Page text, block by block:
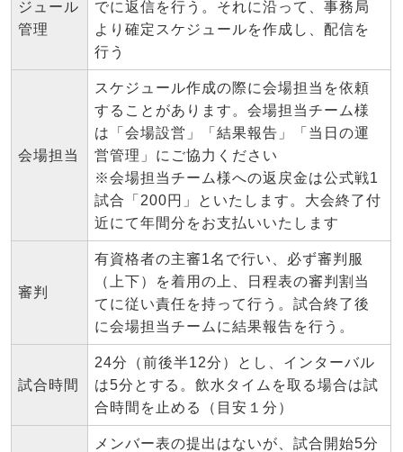
ジュール
管理
でに返信を行う。それに沿って、事務局
より確定スケジュールを作成し、配信を
行う
会場担当
スケジュール作成の際に会場担当を依頼
することがあります。会場担当チーム様
は「会場設営」「結果報告」「当日の運
営管理」にご協力ください
※会場担当チーム様への返戻金は公式戦1
試合「200円」といたします。大会終了付
近にて年間分をお支払いいたします
審判
有資格者の主審1名で行い、必ず審判服
（上下）を着用の上、日程表の審判割当
てに従い責任を持って行う。試合終了後
に会場担当チームに結果報告を行う。
試合時間
24分（前後半12分）とし、インターバル
は5分とする。飲水タイムを取る場合は試
合時間を止める（目安１分）
メンバー表の提出はないが、試合開始5分